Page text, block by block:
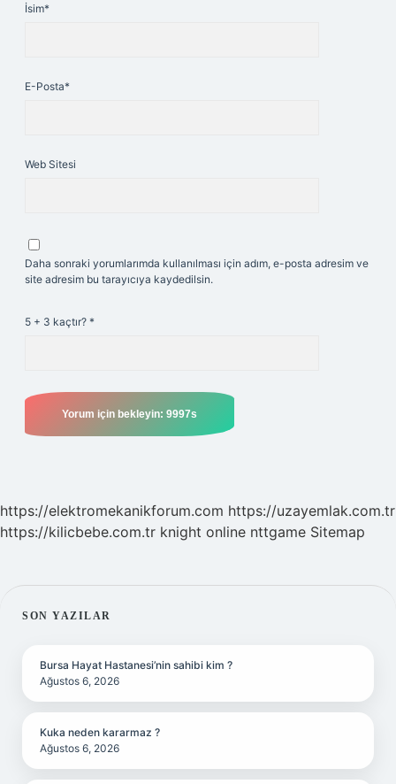
İsim*
E-Posta*
Web Sitesi
Daha sonraki yorumlarımda kullanılması için adım, e-posta adresim ve
site adresim bu tarayıcıya kaydedilsin.
5 + 3 kaçtır? *
https://elektromekanikforum.com https://uzayemlak.com.tr
https://kilicbebe.com.tr knight online nttgame Sitemap
SIDEBAR
SON YAZILAR
Bursa Hayat Hastanesi’nin sahibi kim ?
Ağustos 6, 2026
Kuka neden kararmaz ?
Ağustos 6, 2026